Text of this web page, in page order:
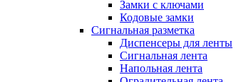
Замки с ключами
Кодовые замки
Сигнальная разметка
Диспенсеры для ленты
Сигнальная лента
Напольная лента